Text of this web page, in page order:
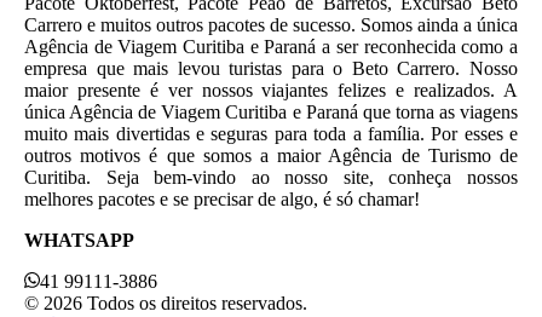
Carrero e muitos outros pacotes de sucesso. Somos ainda a única
Agência de Viagem Curitiba e Paraná a ser reconhecida como a
empresa que mais levou turistas para o Beto Carrero. Nosso
maior presente é ver nossos viajantes felizes e realizados. A
única Agência de Viagem Curitiba e Paraná que torna as viagens
muito mais divertidas e seguras para toda a família. Por esses e
outros motivos é que somos a maior Agência de Turismo de
Curitiba. Seja bem-vindo ao nosso site, conheça nossos
melhores pacotes e se precisar de algo, é só chamar!
WHATSAPP
41 99111-3886
© 2026 Todos os direitos reservados.